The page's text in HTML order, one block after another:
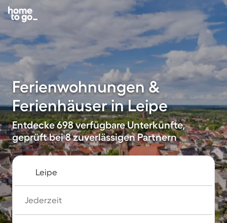
Ferienwohnungen &
Ferienhäuser in Leipe
Entdecke 698 verfügbare Unterkünfte,
geprüft bei 8 zuverlässigen Partnern
Jederzeit